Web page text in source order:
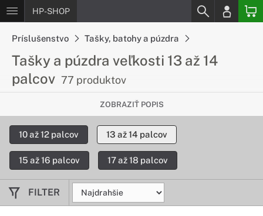
HP-SHOP
Príslušenstvo Tašky, batohy a púzdra
Tašky a púzdra veľkosti 13 až 14
palcov 77 produktov
Zoberte si Váš notebook kdekoľvek
Tieto šikovné tašky a púzdra sú určené pre 13 až 14-palcové
notebooky. Vďaka nim udržíte svoje zariadenie v bezpečí a
ZOBRAZIŤ POPIS
10 až 12 palcov 13 až 14 palcov
15 až 16 palcov 17 až 18 palcov
FILTER